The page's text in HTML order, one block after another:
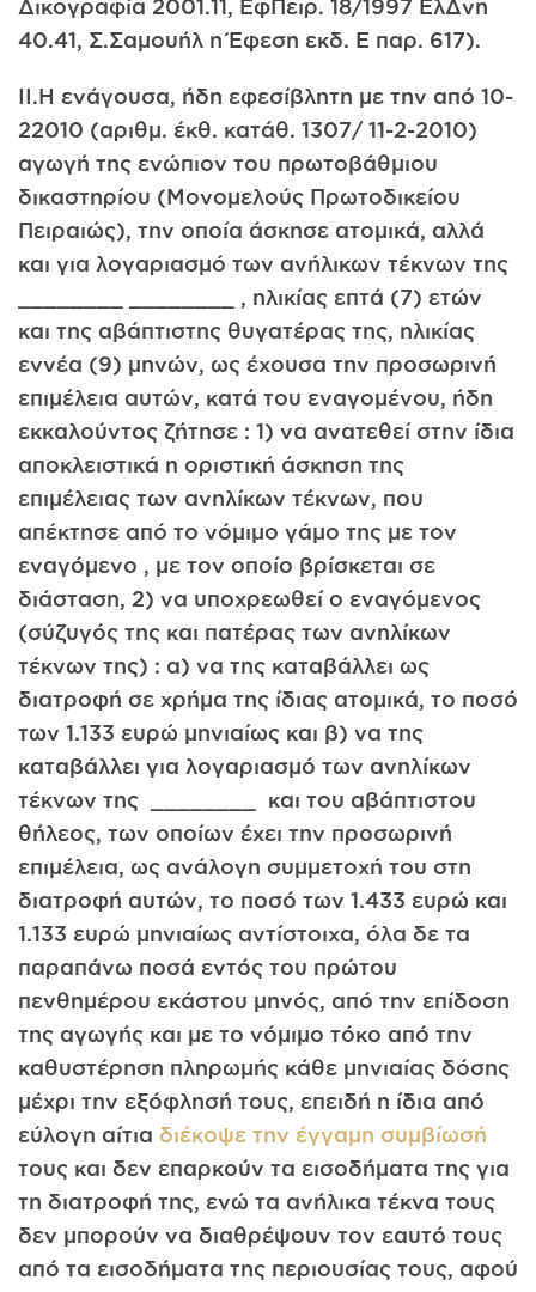
Δικογραφία 2001.11, ΕφΠειρ. 18/1997 ΕλΔνη
40.41, Σ.Σαμουήλ η Έφεση εκδ. Ε παρ. 617).
ΙΙ.Η ενάγουσα, ήδη εφεσίβλητη με την από 10-
2­2010 (αριθμ. έκθ. κατάθ. 1307/ 11-2-2010)
αγωγή της ενώπιον του πρωτοβάθμιου
δικαστηρίου (Μονομελούς Πρωτοδικείου
Πειραιώς), την οποία άσκησε ατομικά, αλλά
και για λογαριασμό των ανήλικων τέκνων της
________ ________ , ηλικίας επτά (7) ετών
και της αβάπτιστης θυγατέρας της, ηλικίας
εννέα (9) μηνών, ως έχουσα την προσωρινή
επιμέλεια αυτών, κατά του εναγομένου, ήδη
εκκαλούντος ζήτησε : 1) να ανατεθεί στην ίδια
αποκλειστικά η οριστική άσκηση της
επιμέλειας των ανηλίκων τέκνων, που
απέκτησε από το νόμιμο γάμο της με τον
εναγόμενο , με τον οποίο βρίσκεται σε
διάσταση, 2) να υποχρεωθεί ο εναγόμενος
(σύζυγός της και πατέρας των ανηλίκων
τέκνων της) : α) να της καταβάλλει ως
διατροφή σε χρήμα της ίδιας ατομικά, το ποσό
των 1.133 ευρώ μηνιαίως και β) να της
καταβάλλει για λογαριασμό των ανηλίκων
τέκνων της ________ και του αβάπτιστου
θήλεος, των οποίων έχει την προσωρινή
επιμέλεια, ως ανάλογη συμμετοχή του στη
διατροφή αυτών, το ποσό των 1.433 ευρώ και
1.133 ευρώ μηνιαίως αντίστοιχα, όλα δε τα
παραπάνω ποσά εντός του πρώτου
πενθημέρου εκάστου μηνός, από την επίδοση
της αγωγής και με το νόμιμο τόκο από την
καθυστέρηση πληρωμής κάθε μηνιαίας δόσης
μέχρι την εξόφλησή τους, επειδή η ίδια από
εύλογη αίτια διέκοψε την έγγαμη συμβίωσή
τους και δεν επαρκούν τα εισοδήματα της για
τη διατροφή της, ενώ τα ανήλικα τέκνα τους
δεν μπορούν να διαθρέψουν τον εαυτό τους
από τα εισοδήματα της περιουσίας τους, αφού